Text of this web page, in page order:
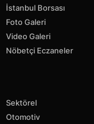
İstanbul Borsası
Foto Galeri
Video Galeri
Nöbetçi Eczaneler
Sektörel
Otomotiv